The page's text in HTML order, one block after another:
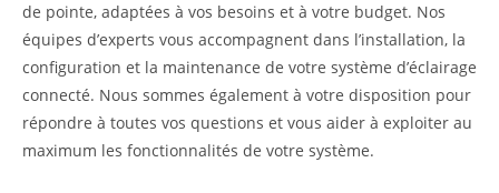
de pointe, adaptées à vos besoins et à votre budget. Nos
équipes d’experts vous accompagnent dans l’installation, la
configuration et la maintenance de votre système d’éclairage
connecté. Nous sommes également à votre disposition pour
répondre à toutes vos questions et vous aider à exploiter au
maximum les fonctionnalités de votre système.